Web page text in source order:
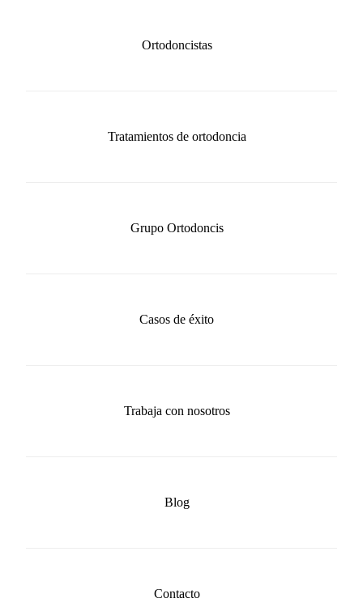
Ortodoncistas
Tratamientos de ortodoncia
Grupo Ortodoncis
Casos de éxito
Trabaja con nosotros
Blog
Contacto